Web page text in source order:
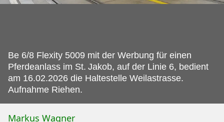
Be 6/8 Flexity 5009 mit der Werbung für einen
Pferdeanlass im St. Jakob, auf der Linie 6, bedient
am 16.02.2026 die Haltestelle Weilastrasse.
Aufnahme Riehen.
Markus Wagner